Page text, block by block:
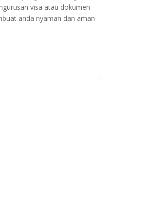
visa atau dokumen
anda nyaman dan aman